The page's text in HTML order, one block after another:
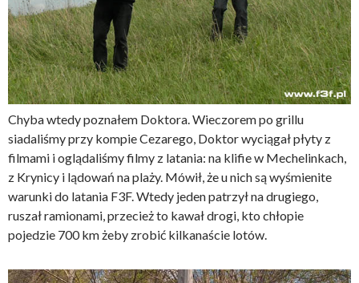
Chyba wtedy poznałem Doktora. Wieczorem po grillu
siadaliśmy przy kompie Cezarego, Doktor wyciągał płyty z
filmami i oglądaliśmy filmy z latania: na klifie w Mechelinkach,
z Krynicy i lądowań na plaży. Mówił, że u nich są wyśmienite
warunki do latania F3F. Wtedy jeden patrzył na drugiego,
ruszał ramionami, przecież to kawał drogi, kto chłopie
pojedzie 700 km żeby zrobić kilkanaście lotów.